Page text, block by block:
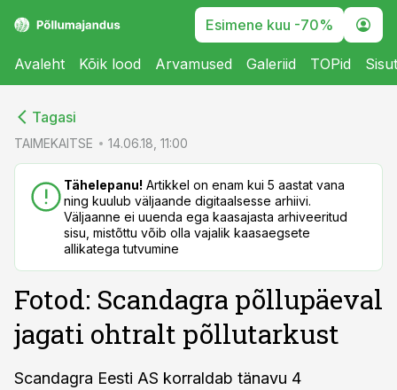
Esimene kuu -70%
Avaleht Kõik lood Arvamused Galeriid TOPid
Tagasi
TAIMEKAITSE 14.06.18, 11:00
Tähelepanu! Artikkel on enam kui 5 aastat vana
ning kuulub väljaande digitaalsesse arhiivi.
Väljaanne ei uuenda ega kaasajasta arhiveeritud
sisu, mistõttu võib olla vajalik kaasaegsete
allikatega tutvumine
Fotod: Scandagra põllupäeval
jagati ohtralt põllutarkust
Scandagra Eesti AS korraldab tänavu 4